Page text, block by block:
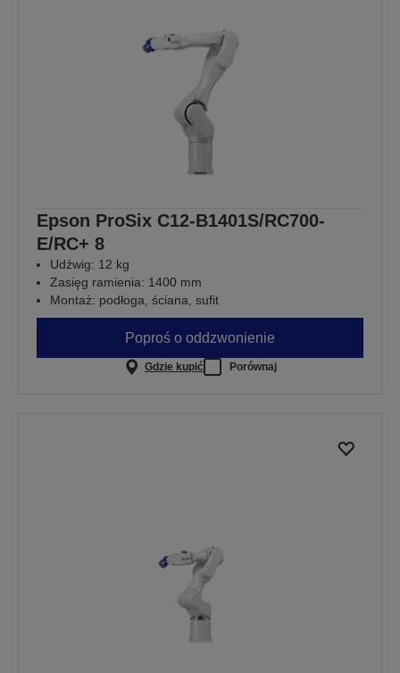
Epson ProSix C12-B1401S/RC700-
E/RC+ 8
Udźwig: 12 kg
Zasięg ramienia: 1400 mm
Montaż: podłoga, ściana, sufit
Poproś o oddzwonienie
Gdzie kupić Porównaj